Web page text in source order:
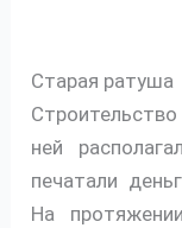
Старая ратуша
ней
печатали
На